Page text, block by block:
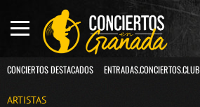
CONCIERTOS DESTACADOS ENTRADAS.CONCIERTOS.CLUB
ARTISTAS